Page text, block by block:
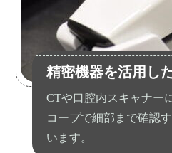
精密機器を活用し
CTや口腔内スキャナー
コープで細部まで確認
います。